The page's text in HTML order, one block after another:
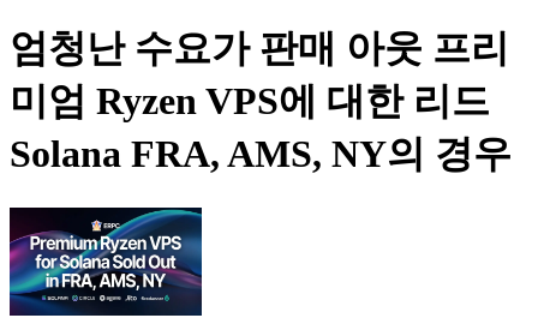
엄청난 수요가 판매 아웃 프리
미엄 Ryzen VPS에 대한 리드
Solana FRA, AMS, NY의 경우